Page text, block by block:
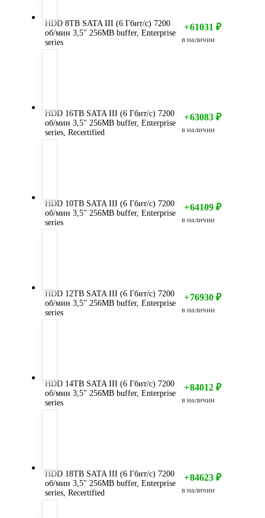
HDD 8TB SATA III (6 Гбит/с) 7200
об/мин 3,5" 256MB buffer, Enterprise
series
+61031 ₽
в наличии
HDD 16TB SATA III (6 Гбит/с) 7200
об/мин 3,5" 256MB buffer, Enterprise
series, Recertified
+63083 ₽
в наличии
HDD 10TB SATA III (6 Гбит/с) 7200
об/мин 3,5" 256MB buffer, Enterprise
series
+64109 ₽
в наличии
HDD 12TB SATA III (6 Гбит/с) 7200
об/мин 3,5" 256MB buffer, Enterprise
series
+76930 ₽
в наличии
HDD 14TB SATA III (6 Гбит/с) 7200
об/мин 3,5" 256MB buffer, Enterprise
series
+84012 ₽
в наличии
HDD 18TB SATA III (6 Гбит/с) 7200
об/мин 3,5" 256MB buffer, Enterprise
series, Recertified
+84623 ₽
в наличии